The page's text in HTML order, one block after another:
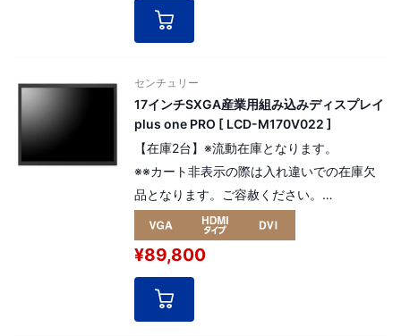
1,980×1,080pixel（16:9）
[ パネル番号：16124 ]
センチュリー
17インチSXGA産業用組み込みディスプレイ
plus one PRO [ LCD-M170V022 ]
【在庫2台】※流動在庫となります。
※※カート非表示の際は入れ違いでの在庫欠
品となります。ご容赦ください。
高コントラスト比のLEDバックライトを採用
した産業用組み込みモデルの17インチplus
one PRO。
解像度：SXGA 1280 x 1024 pixel （5:4）
[ パネル番号：15046 ]
¥89,800